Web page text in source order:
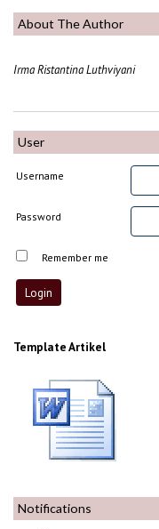
About The Author
Irma Ristantina Luthviyani
User
Username
Password
Remember me
Template Artikel
Notifications